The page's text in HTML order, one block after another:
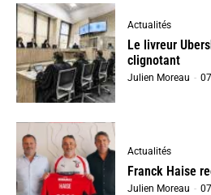
Actualités
Le livreur
clignotant
Julien Moreau -
Actualités
Franck Haise
Julien Moreau -